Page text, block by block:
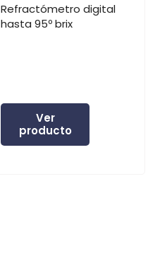
Refractómetro digital
hasta 95º brix
Ver
producto